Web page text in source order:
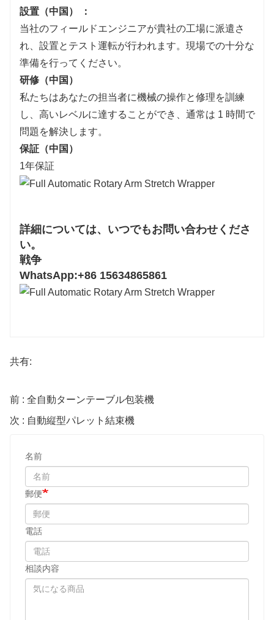
設置 （中国）
：
当社のフィールドエンジニアが貴社の工場に派遣さ
れ、設置とテスト運転が行われます。現場での十分な
準備を行ってください。
研修 （中国）
私たちはあなたの担当者に機械の操作と修理を訓練
し、高いレベルに達することができ、通常は 1 時間で
問題を解決します。
保証 （中国）
1年保証
詳細については、いつでもお問い合わせくださ
い。
戦争
WhatsApp:+86 15634865861
共有:
前 : 全自動ターンテーブル包装機
次 : 自動縦型パレット結束機
名前
郵便
電話
相談内容